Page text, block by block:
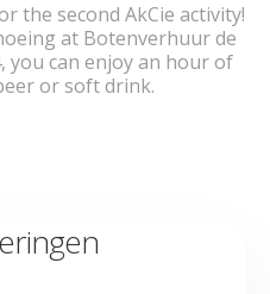
the second AkCie activity!
at Botenverhuur de
you can enjoy an hour of
or soft drink.